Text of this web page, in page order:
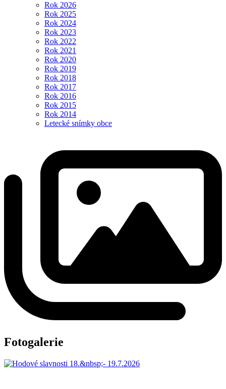
Rok 2026
Rok 2025
Rok 2024
Rok 2023
Rok 2022
Rok 2021
Rok 2020
Rok 2019
Rok 2018
Rok 2017
Rok 2016
Rok 2015
Rok 2014
Letecké snímky obce
Fotogalerie